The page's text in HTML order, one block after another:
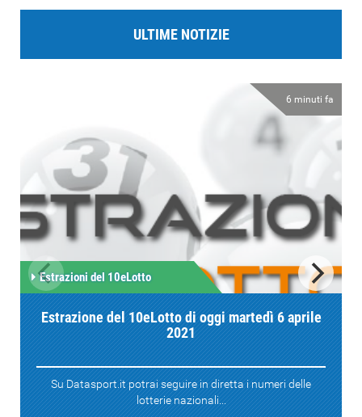
ULTIME NOTIZIE
6 minuti fa
Estrazioni del 10eLotto
Estrazione del 10eLotto di oggi martedì 6 aprile
2021
Su Datasport.it potrai seguire in diretta i numeri delle
lotterie nazionali...